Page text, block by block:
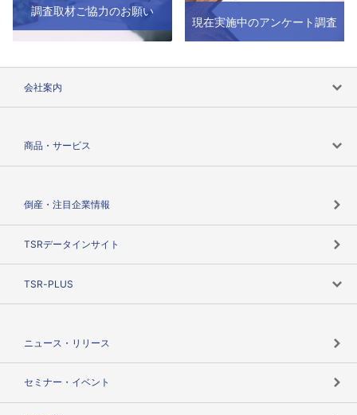
調査取材ご協力のお願い
現在実施中のアンケート調査
会社案内
商品・サービス
倒産・注目企業情報
TSRデータインサイト
TSR-PLUS
ニュース・リリース
セミナー・イベント